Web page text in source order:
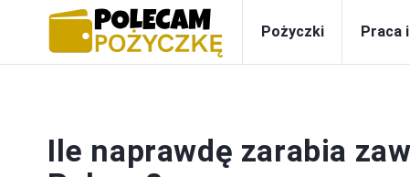
Pożyczki Praca
Ile naprawdę zarabia